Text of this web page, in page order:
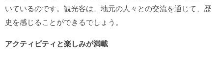
いているのです。観光客は、地元の人々との交流を通じて、歴
史を感じることができるでしょう。
アクティビティと楽しみが満載